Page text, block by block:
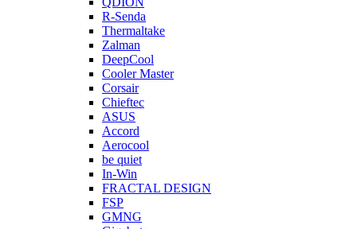
R-Senda
Thermaltake
Zalman
DeepCool
Cooler Master
Corsair
Chieftec
ASUS
Accord
Aerocool
be quiet
In-Win
FRACTAL DESIGN
FSP
GMNG